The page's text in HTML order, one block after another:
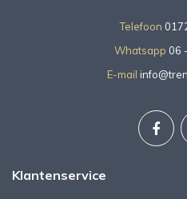
Telefoon
Whatsapp 06
E-mail
Klantenservice